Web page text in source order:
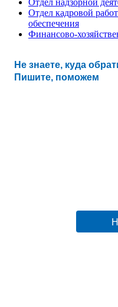
Отдел надзорной
Отдел кадровой
обеспечения
Финансово-
Не знаете, куда
Пишите, поможем